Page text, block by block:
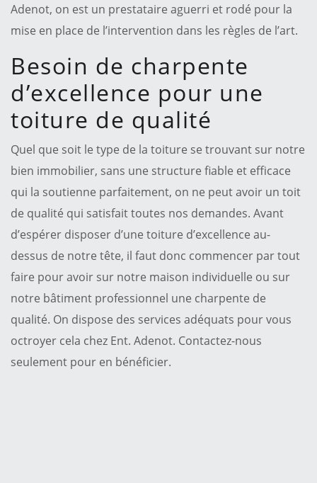
Adenot, on est un prestataire aguerri et rodé pour la
mise en place de l’intervention dans les règles de l’art.
Besoin de charpente
d’excellence pour une
toiture de qualité
Quel que soit le type de la toiture se trouvant sur notre
bien immobilier, sans une structure fiable et efficace
qui la soutienne parfaitement, on ne peut avoir un toit
de qualité qui satisfait toutes nos demandes. Avant
d’espérer disposer d’une toiture d’excellence au-
dessus de notre tête, il faut donc commencer par tout
faire pour avoir sur notre maison individuelle ou sur
notre bâtiment professionnel une charpente de
qualité. On dispose des services adéquats pour vous
octroyer cela chez Ent. Adenot. Contactez-nous
seulement pour en bénéficier.